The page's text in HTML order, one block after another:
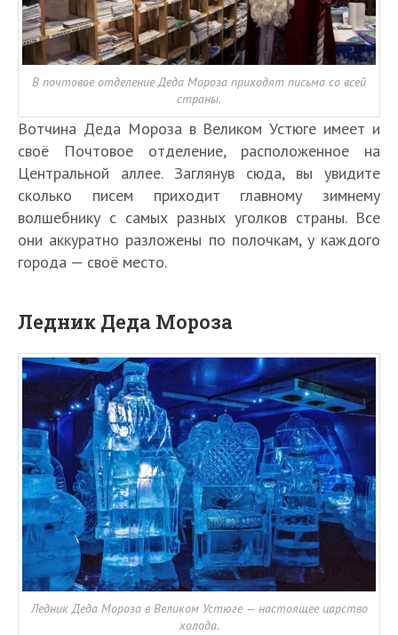
В почтовое отделение Деда Мороза приходят письма со всей
страны.
Вотчина Деда Мороза в Великом Устюге имеет и
своё Почтовое отделение, расположенное на
Центральной аллее. Заглянув сюда, вы увидите
сколько писем приходит главному зимнему
волшебнику с самых разных уголков страны. Все
они аккуратно разложены по полочкам, у каждого
города — своё место.
Ледник Деда Мороза
Ледник Деда Мороза в Великом Устюге — настоящее царство
холода.